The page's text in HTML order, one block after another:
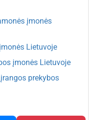
įmonės
Lietuvoje
įmonės Lietuvoje
prekybos